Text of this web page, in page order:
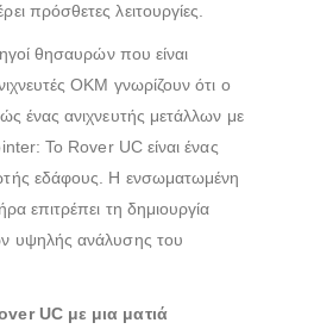
πρόσθετες λειτουργίες.
θησαυρών που είναι
OKM γνωρίζουν ότι ο
ένας ανιχνευτής μετάλλων με
Το Rover UC είναι ένας
εδάφους. Η ενσωματωμένη
επιτρέπει τη δημιουργία
υψηλής ανάλυσης του
UC με μια ματιά